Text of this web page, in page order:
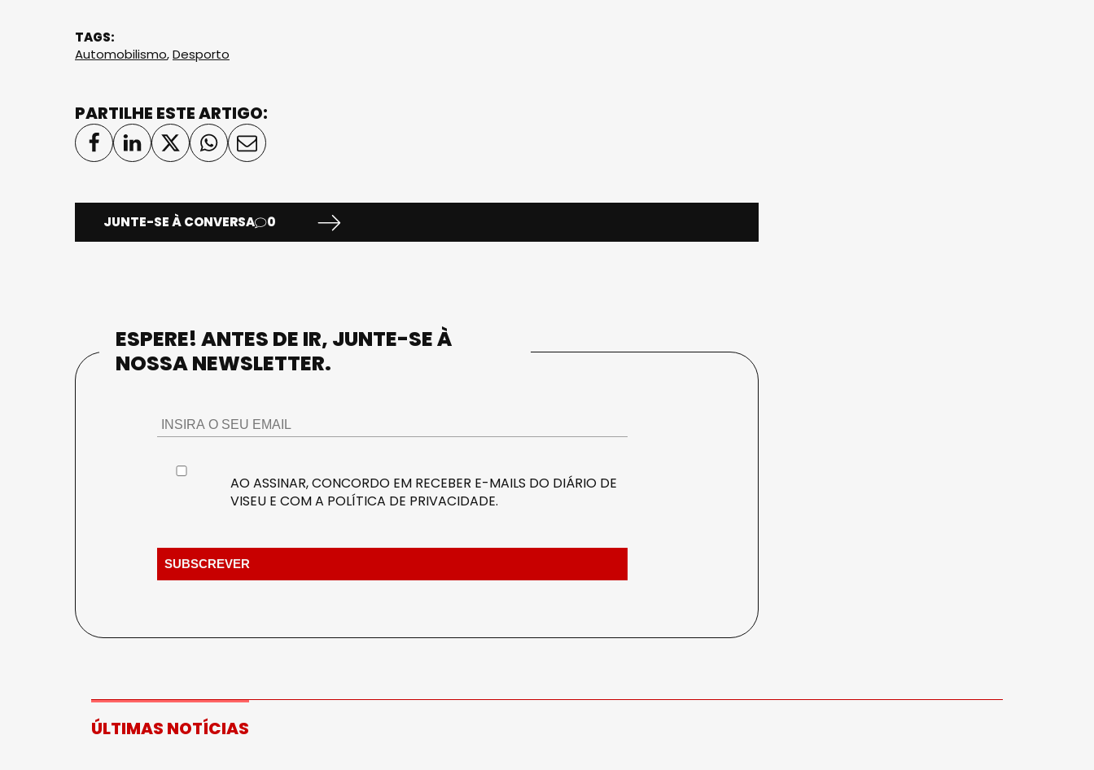
TAGS:
Automobilismo,Desporto
PARTILHE ESTE ARTIGO:
JUNTE-SE À CONVERSA 0
ESPERE! ANTES DE IR, JUNTE-SE À
NOSSA NEWSLETTER.
AO ASSINAR, CONCORDO EM RECEBER E-MAILS DO DIÁRIO DE
VISEU E COM A POLÍTICA DE PRIVACIDADE.
ÚLTIMAS NOTÍCIAS